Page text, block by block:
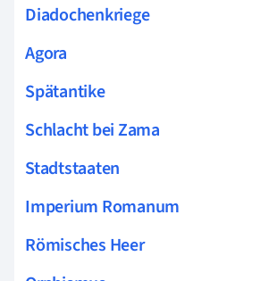
Diadochenkriege
Agora
Spätantike
Schlacht bei Zama
Stadtstaaten
Imperium Romanum
Römisches Heer